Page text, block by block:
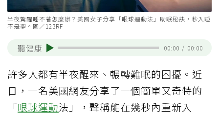
半夜驚醒睡不著怎麼辦？美國女子分享「眼球運動法」助眠秘訣，秒入睡
不是夢。圖／123RF
聽健康 00:00 / 00:00
許多人都有半夜醒來、輾轉難眠的困擾。近
日，一名美國網友分享了一個簡單又奇特的
「眼球運動法」，聲稱能在幾秒內重新入